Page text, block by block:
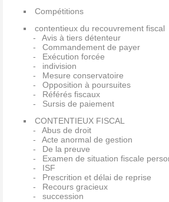
Compétitions
contentieux du recouvrement fiscal
Avis à tiers détenteur
Commandement de payer
Exécution forcée
indivision
Mesure conservatoire
Opposition à poursuites
Référés fiscaux
Sursis de paiement
CONTENTIEUX FISCAL
Abus de droit
Acte anormal de gestion
De la preuve
Examen de situation fiscale
ISF
Prescrition et délai de reprise
Recours gracieux
succession